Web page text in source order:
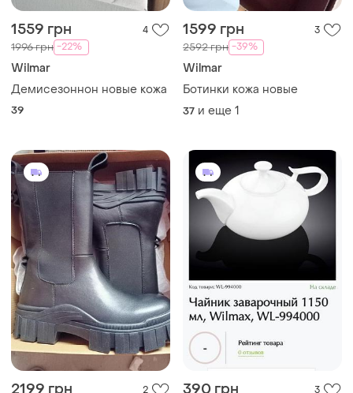
1559 грн 4
1996 грн -22%
Wilmar
Демисезоннон новые кожа
39
1599 грн 3
2592 грн -39%
Wilmar
Ботинки кожа новые
37 и еще 1
2 3